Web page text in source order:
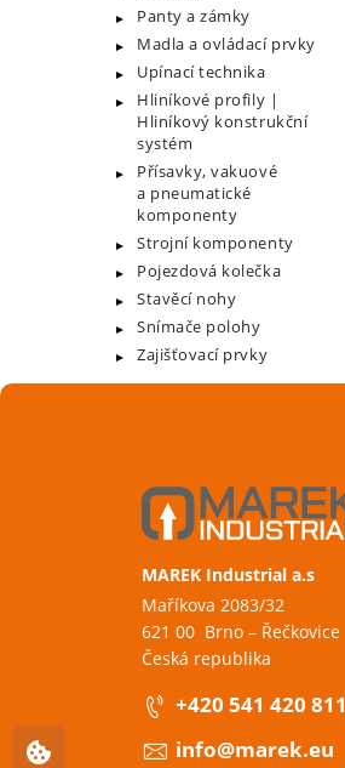
Panty a zámky
Madla a ovládací prvky
Upínací technika
Hliníkové profily |
Hliníkový konstrukční
systém
Přísavky, vakuové
a pneumatické
komponenty
Strojní komponenty
Pojezdová kolečka
Stavěcí nohy
Snímače polohy
Zajišťovací prvky
MAREK Industrial a.s
Maříkova 2083/32
621 00 Brno – Řečkovice
Česká republika
+420 541 420 811
info@marek.eu